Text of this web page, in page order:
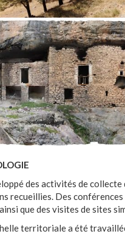
des activités de
recueillies. Des
que des visites de sites
territoriale a été